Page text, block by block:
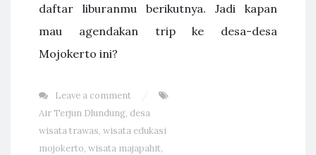
daftar liburanmu berikutnya. Jadi kapan
mau agendakan trip ke desa-desa
Mojokerto ini?
Leave a comment
Air Terjun Dlundung, desa
wisata trawas, wisata edukasi
mojokerto, wisata majapahit,